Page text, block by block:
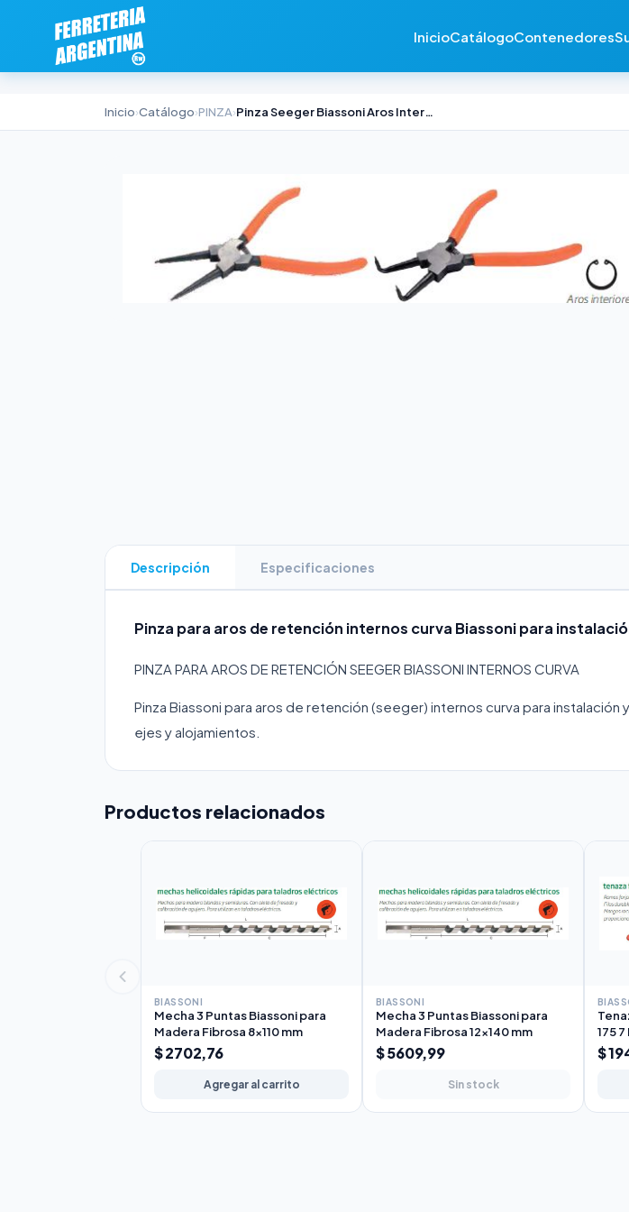
InicioCatálogoContenedores
Inicio›Catálogo›PINZA› Pinza Seeger Biassoni Aros Internos Curva
Descripción Especificaciones
Pinza para aros de retención internos curva Biassoni para
PINZA PARA AROS DE RETENCIÓN SEEGER BIASSONI INTERNOS CURVA
Pinza Biassoni para aros de retención (seeger) internos curva para instalación
ejes y alojamientos.
Productos relacionados
BIASSONI
Mecha 3 Puntas Biassoni para
Madera Fibrosa 8x110 mm
$ 2702,76
Agregar al carrito
BIASSONI
Mecha 3 Puntas Biassoni para
Madera Fibrosa 12x140 mm
$ 5609,99
Sin stock
175
$